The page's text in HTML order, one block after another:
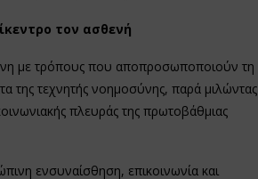
τον ασθενή
με τρόπους που αποπροσωποποιούν τη
της τεχνητής νοημοσύνης, παρά μιλώντας
πλευράς της πρωτοβάθμιας
ενσυναίσθηση, επικοινωνία και